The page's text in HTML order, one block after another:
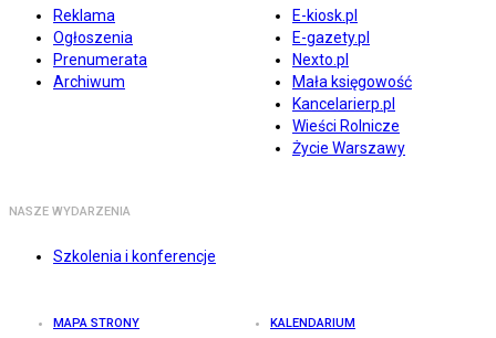
Reklama
Ogłoszenia
Prenumerata
Archiwum
E-kiosk.pl
E-gazety.pl
Nexto.pl
Mała księgowość
Kancelarierp.pl
Wieści Rolnicze
Życie Warszawy
NASZE WYDARZENIA
Szkolenia i konferencje
MAPA STRONY KALENDARIUM